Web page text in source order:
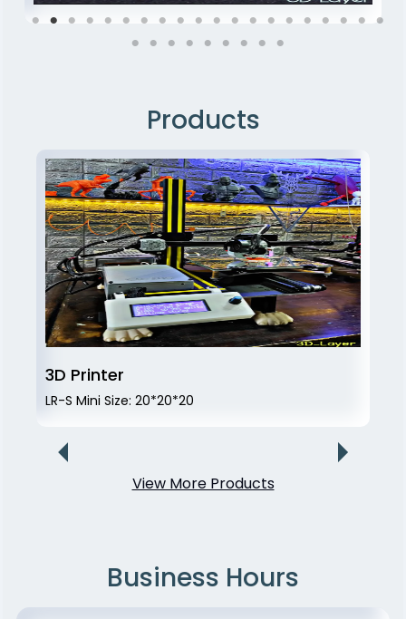
3D Engineering Design
رسم و تصميم جميع النماذج الهندسية
Products
3D Printer
LR-S Mini Size: 20*20*20
View More Products
Business Hours